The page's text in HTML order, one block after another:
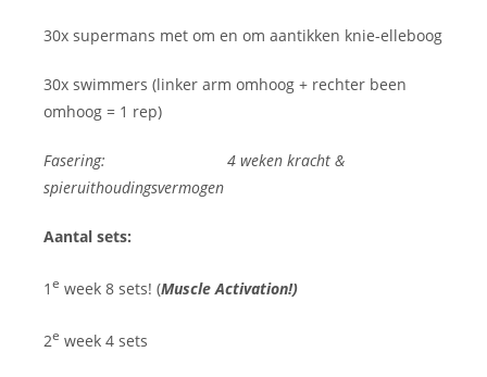
30x supermans met om en om aantikken knie-elleboog
30x swimmers (linker arm omhoog + rechter been
omhoog = 1 rep)
Fasering: 4 weken kracht &
spieruithoudingsvermogen
Aantal sets:
1 e week 8 sets! (Muscle Activation!)
2e week 4 sets